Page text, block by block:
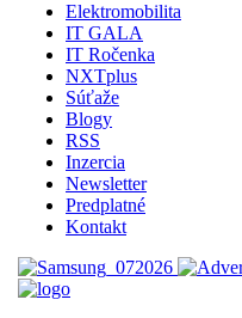
Elektromobilita
IT GALA
IT Ročenka
NXTplus
Súťaže
Blogy
RSS
Inzercia
Newsletter
Predplatné
Kontakt